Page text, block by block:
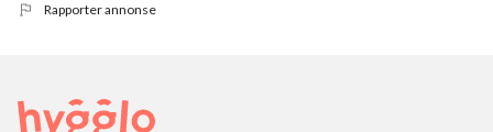
Rapporter annonse